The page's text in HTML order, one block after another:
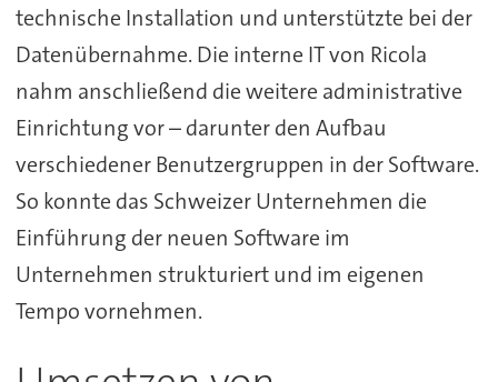
technische Installation und unterstützte bei der
Datenübernahme. Die interne IT von Ricola
nahm anschließend die weitere administrative
Einrichtung vor – darunter den Aufbau
verschiedener Benutzergruppen in der Software.
So konnte das Schweizer Unternehmen die
Einführung der neuen Software im
Unternehmen strukturiert und im eigenen
Tempo vornehmen.